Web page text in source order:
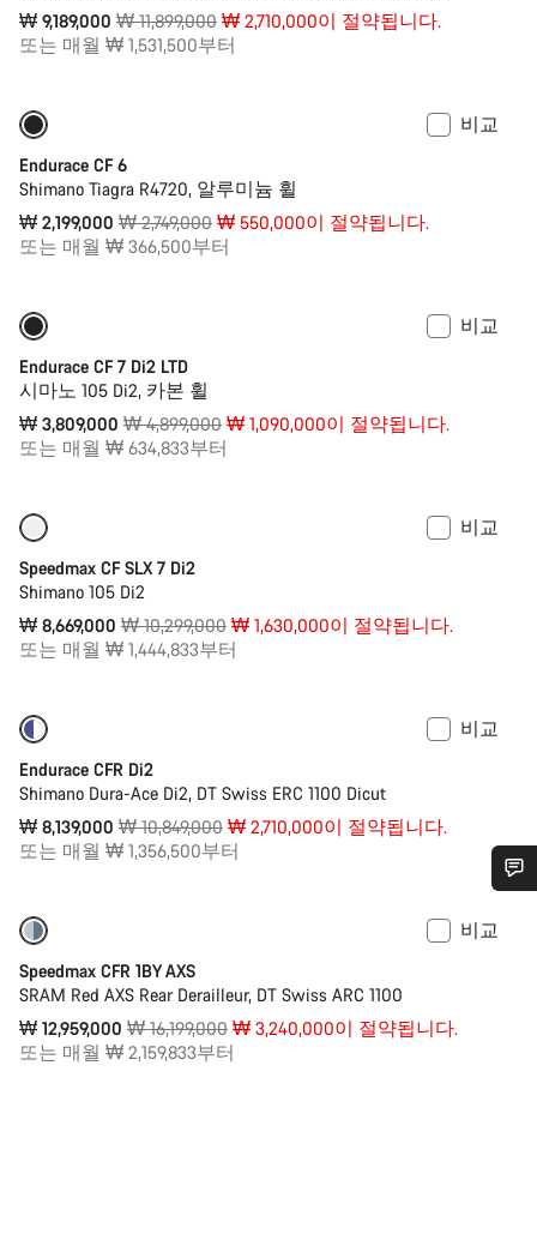
₩ 9,189,000 원
가
₩ 11,899,000 ₩ 2,710,000이 절약됩니다.
또는 매월 ₩ 1,531,500부터
비교
Endurace CF 6
Shimano Tiagra R4720, 알루미늄 휠
₩ 2,199,000 원
가
₩ 2,749,000 ₩ 550,000이 절약됩니다.
또는 매월 ₩ 366,500부터
비교
Endurace CF 7 Di2 LTD
시마노 105 Di2, 카본 휠
₩ 3,809,000 원
가
₩ 4,899,000 ₩ 1,090,000이 절약됩니다.
또는 매월 ₩ 634,833부터
비교
Speedmax CF SLX 7 Di2
Shimano 105 Di2
₩ 8,669,000 원
가
₩ 10,299,000 ₩ 1,630,000이 절약됩니다.
또는 매월 ₩ 1,444,833부터
비교
Endurace CFR Di2
Shimano Dura-Ace Di2, DT Swiss ERC 1100 Dicut
₩ 8,139,000 원
가
₩ 10,849,000 ₩ 2,710,000이 절약됩니다.
또는 매월 ₩ 1,356,500부터
비교
Speedmax CFR 1BY AXS
SRAM Red AXS Rear Derailleur, DT Swiss ARC 1100
₩ 12,959,000 원
가
₩ 16,199,000 ₩ 3,240,000이 절약됩니다.
또는 매월 ₩ 2,159,833부터
고객 지원 전문가가 질문에 답변하기 위해 대기하고
있습니다.